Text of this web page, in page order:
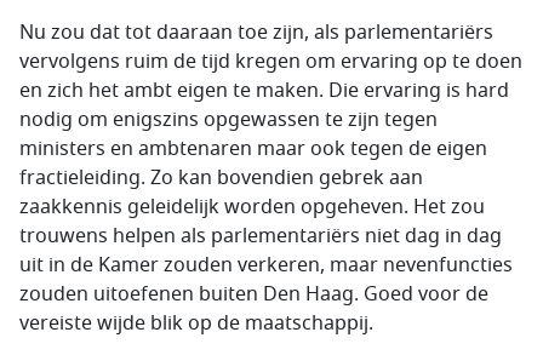
Nu zou dat tot daaraan toe zijn, als parlementariërs
vervolgens ruim de tijd kregen om ervaring op te doen
en zich het ambt eigen te maken. Die ervaring is hard
nodig om enigszins opgewassen te zijn tegen
ministers en ambtenaren maar ook tegen de eigen
fractieleiding. Zo kan bovendien gebrek aan
zaakkennis geleidelijk worden opgeheven. Het zou
trouwens helpen als parlementariërs niet dag in dag
uit in de Kamer zouden verkeren, maar nevenfuncties
zouden uitoefenen buiten Den Haag. Goed voor de
vereiste wijde blik op de maatschappij.